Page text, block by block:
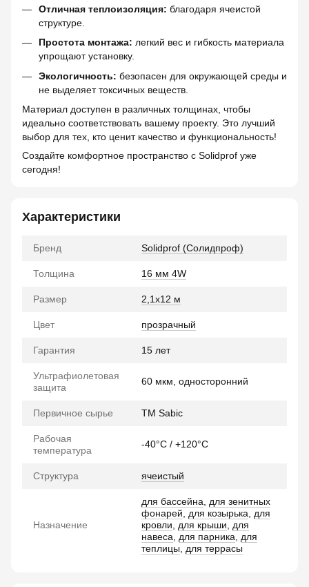
Отличная теплоизоляция: благодаря ячеистой
структуре.
Простота монтажа: легкий вес и гибкость материала
упрощают установку.
Экологичность: безопасен для окружающей среды и
не выделяет токсичных веществ.
Материал доступен в различных толщинах, чтобы
идеально соответствовать вашему проекту. Это лучший
выбор для тех, кто ценит качество и функциональность!
Создайте комфортное пространство с Solidprof уже
сегодня!
Характеристики
Бренд Solidprof (Солидпроф)
Толщина 16 мм 4W
Размер 2,1x12 м
Цвет прозрачный
Гарантия 15 лет
Ультрафиолетовая
защита
60 мкм, односторонний
Первичное сырье TM Sabic
Рабочая
температура
-40°C / +120°C
Структура ячеистый
Назначение
для бассейна
для зенитных
фонарей
для козырька
для
кровли
для крыши
для
навеса
для парника
для
теплицы
для террасы